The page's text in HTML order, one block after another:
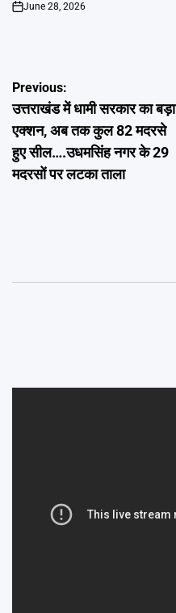
on
June 28, 2026
Post
navigation
Previous:
उत्तराखंड में धामी सरकार का बड़ा
एक्शन, अब तक कुल 82 मदरसे
हुए सील….उधमसिंह नगर के 29
मदरसों पर लटका ताला